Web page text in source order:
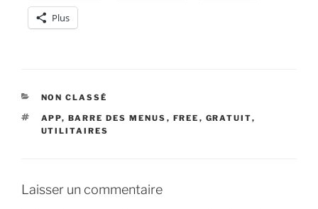
Plus
CATÉGORIES
NON CLASSÉ
ÉTIQUETTES
APP, BARRE DES MENUS , FREE , GRATUIT,
UTILITAIRES
Laisser un commentaire